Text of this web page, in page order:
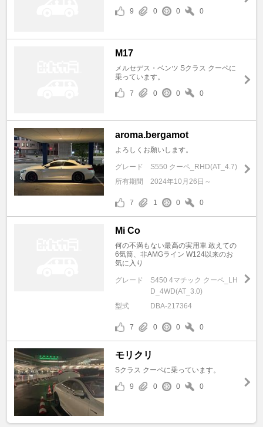
9
0 0 0
M17
メルセデス・ベンツ Sクラス クーペに
乗っています。
7
0 0 0
aroma.bergamot
よろしくお願いします。
グレード
S550 クーペ_RHD(AT_4.7)
所有期間
2024年10月26日～
7 1 0 0
Mi Co
何の不満もない最高の実用車 敢えての
6気筒、非AMGライン W124以来のお
気に入り
グレード
S450 4マチック クーペ_LH
D_4WD(AT_3.0)
型式
DBA-217364
7 0 0 0
モリクリ
Sクラス クーペに乗っています。
9
0 0 0